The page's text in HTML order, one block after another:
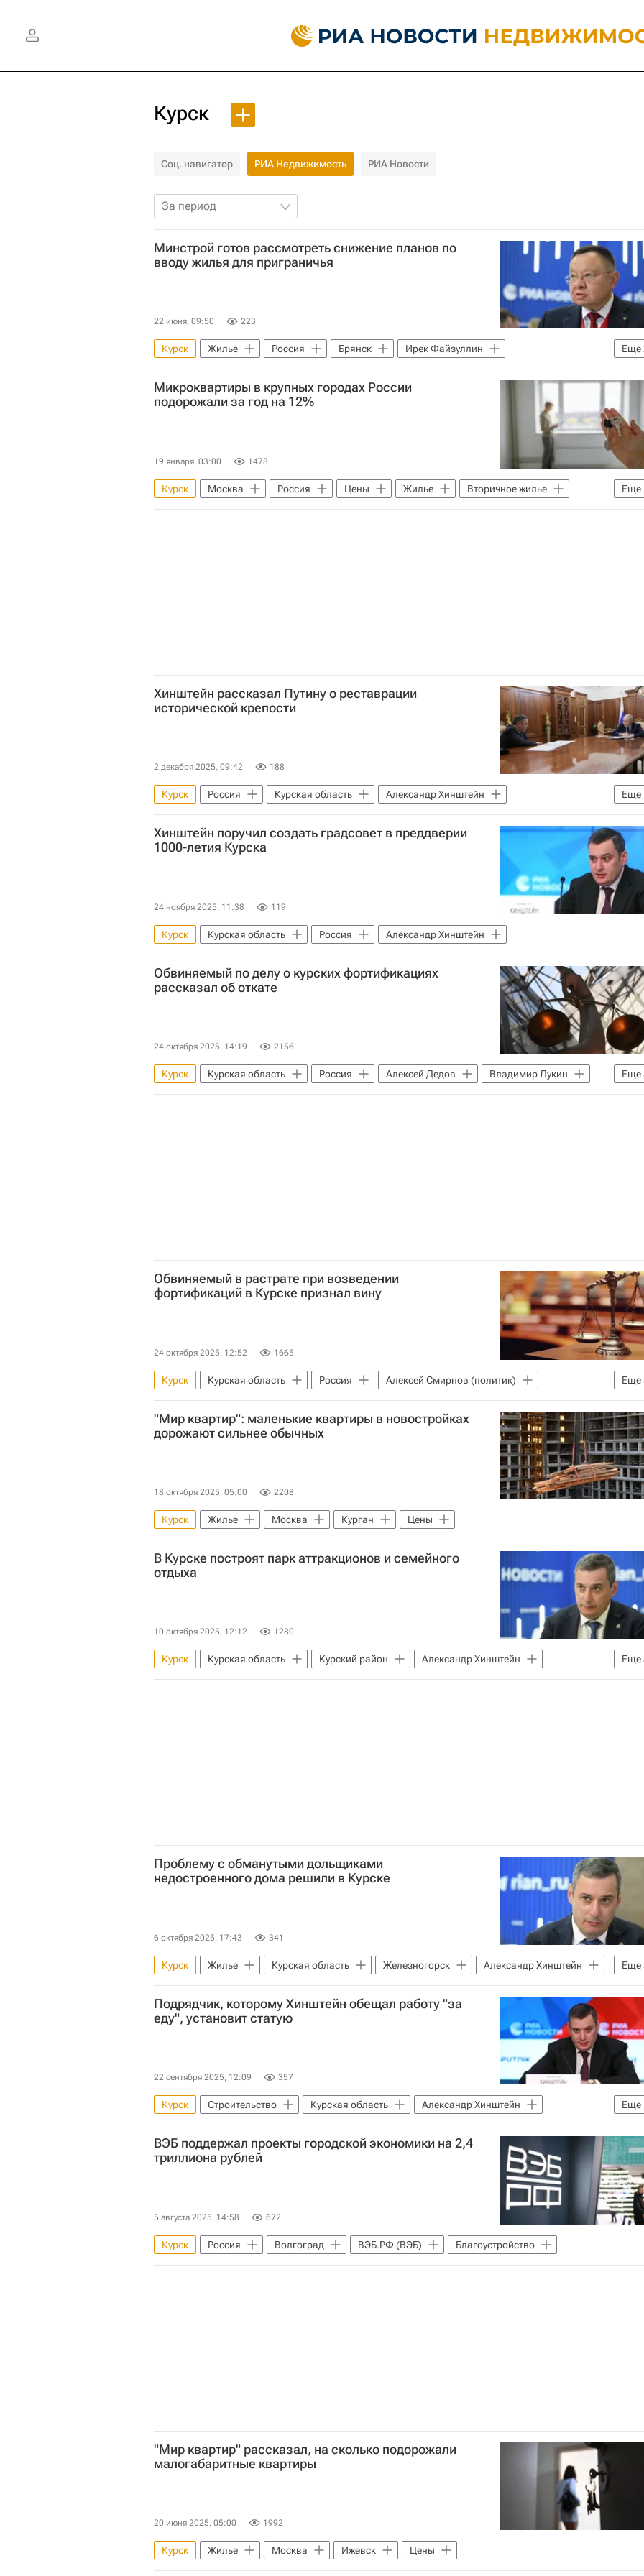
Курск
Соц. навигатор РИА Недвижимость РИА Новости
За период
Минстрой готов рассмотреть снижение планов по
вводу жилья для приграничья
22 июня, 09:50 223
Еще
Курск Жилье Россия Брянск
Ирек Файзуллин
Министерство строительства и жилищно-коммунального хозяйства РФ (Минстрой России)
Строительство
Микроквартиры в крупных городах России
подорожали за год на 12%
19 января, 03:00 1478
Еще
Курск Москва Россия Цены Жилье
Вторичное жилье
Сделки
Хинштейн рассказал Путину о реставрации
исторической крепости
2 декабря 2025, 09:42 188
Еще
Курск Россия Курская область
Александр Хинштейн
Владимир Путин
Хинштейн поручил создать градсовет в преддверии
1000-летия Курска
24 ноября 2025, 11:38 119
Курск Курская область Россия Александр Хинштейн
Обвиняемый по делу о курских фортификациях
рассказал об откате
24 октября 2025, 14:19 2156
Еще
Курск Курская область Россия Алексей Дедов
Владимир Лукин
Алексей Смирнов (политик)
Генеральная прокуратура РФ Криминал
Обвиняемый в растрате при возведении
фортификаций в Курске признал вину
24 октября 2025, 12:52 1665
Еще
Курск Курская область Россия
Алексей Смирнов (политик)
Алексей Дедов
Ирина Волк
Курская областная Дума
Генеральная прокуратура РФ
Криминал
"Мир квартир": маленькие квартиры в новостройках
дорожают сильнее обычных
18 октября 2025, 05:00 2208
Курск Жилье Москва Курган Цены
В Курске построят парк аттракционов и семейного
отдыха
10 октября 2025, 12:12 1280
Еще
Курск Курская область Курский район
Александр Хинштейн
Строительство
Инфраструктура Парки
Проблему с обманутыми дольщиками
недостроенного дома решили в Курске
6 октября 2025, 17:43 341
Еще
Курск Жилье Курская область Железногорск
Александр Хинштейн
Строительство
Обманутые дольщики в России Дольщики
Подрядчик, которому Хинштейн обещал работу "за
еду", установит статую
22 сентября 2025, 12:09 357
Еще
Курск Строительство Курская область
Александр Хинштейн
Подрядчики
ВЭБ поддержал проекты городской экономики на 2,4
триллиона рублей
5 августа 2025, 14:58 672
Курск Россия Волгоград ВЭБ.РФ (ВЭБ) Благоустройство
"Мир квартир" рассказал, на сколько подорожали
малогабаритные квартиры
20 июня 2025, 05:00 1992
Курск Жилье Москва Ижевск Цены